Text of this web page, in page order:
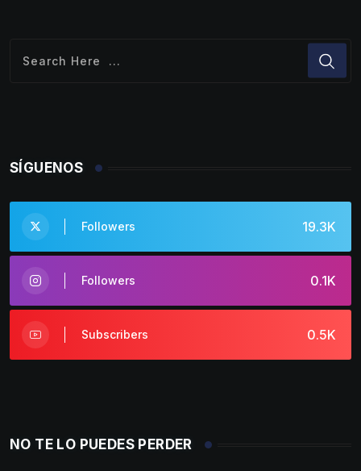
SÍGUENOS
19.3K
Followers
0.1K
Followers
0.5K
Subscribers
NO TE LO PUEDES PERDER